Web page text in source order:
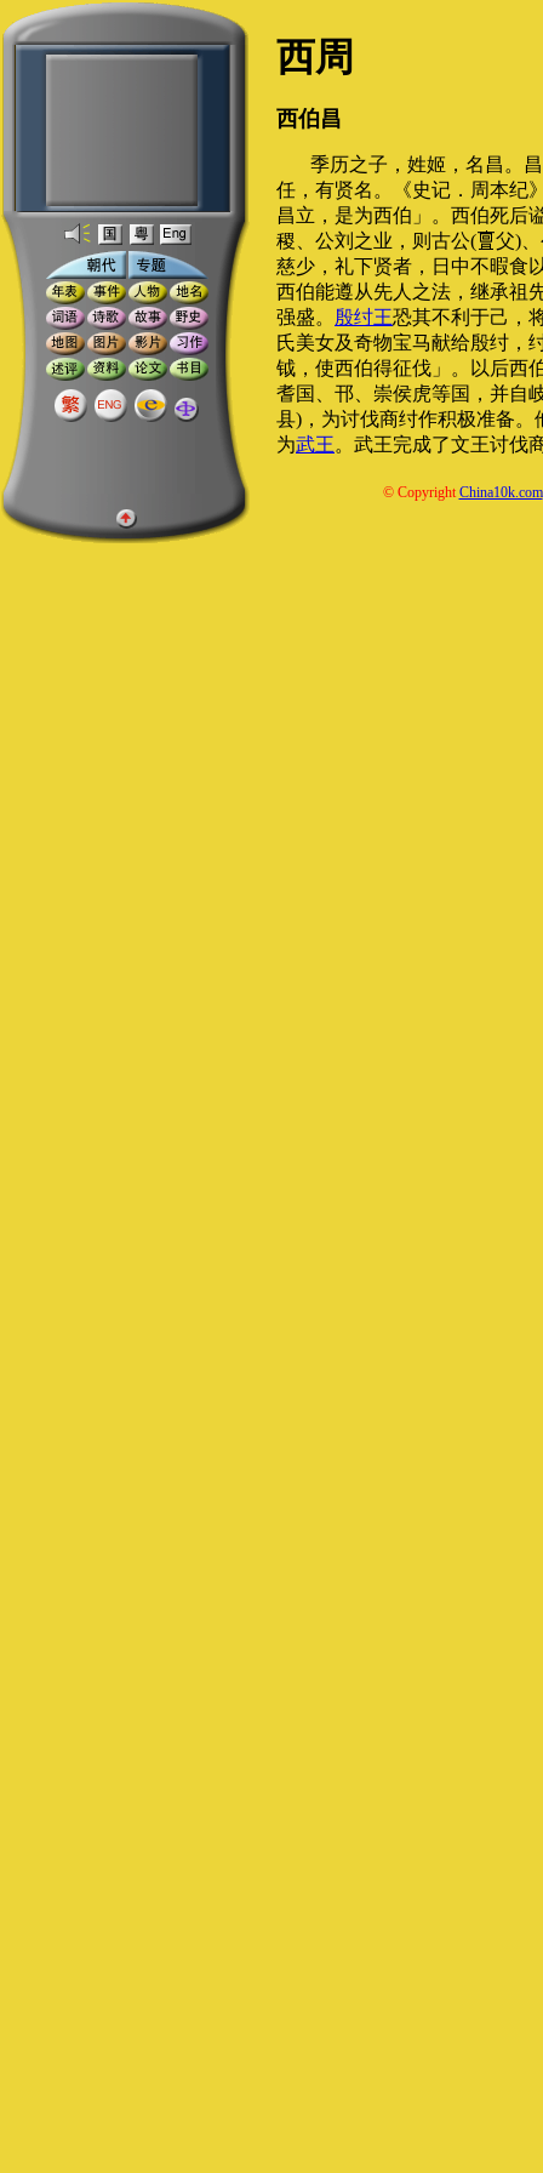
西周
西伯昌
季历之子，姓姬，名昌。
任，有贤名。《史记．周本纪
昌立，是为西伯」。西伯死后
稷、公刘之业，则古公(
父)
慈少，礼下贤者，日中不暇食
西伯能遵从先人之法，继承祖
强盛。 殷纣王恐其不利于己，
氏美女及奇物宝马献给殷纣，
钺，使西伯得征伐」。以后西
耆国、邗、崇侯虎等国，并自
县)，为讨伐商纣作积极准备。
为武王。武王完成了文王讨伐
© CopyrightChina10k.com